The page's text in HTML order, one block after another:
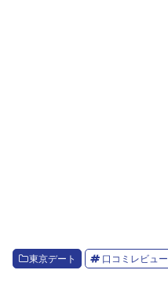
東京デート 口コミレビュー